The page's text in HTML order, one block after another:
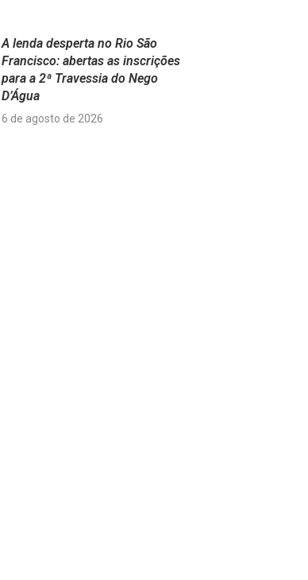
A lenda desperta no Rio São
Francisco: abertas as inscrições
para a 2ª Travessia do Nego
D’Água
6 de agosto de 2026